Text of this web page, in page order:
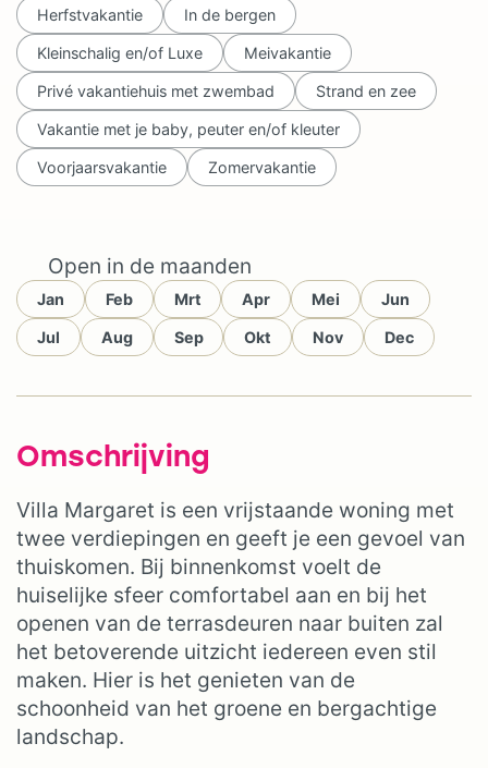
Open in de maanden
Jan Feb Mrt Apr Mei Jun
Jul Aug Sep Okt Nov Dec
Omschrijving
Villa Margaret is een vrijstaande woning met
twee verdiepingen en geeft je een gevoel van
thuiskomen. Bij binnenkomst voelt de
huiselijke sfeer comfortabel aan en bij het
openen van de terrasdeuren naar buiten zal
het betoverende uitzicht iedereen even stil
maken. Hier is het genieten van de
schoonheid van het groene en bergachtige
landschap.
Herfstvakantie In de bergen
Kleinschalig en/of Luxe Meivakantie
Privé vakantiehuis met zwembad Strand en zee
Vakantie met je baby, peuter en/of kleuter
Voorjaarsvakantie Zomervakantie